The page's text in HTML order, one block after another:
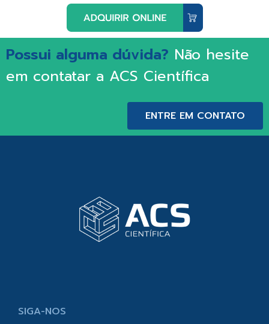
Possui alguma dúvida? Não hesite
em contatar a ACS Científica
ENTRE EM CONTATO
SIGA-NOS